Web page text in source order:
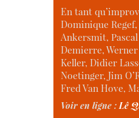
En tant
Dominique
Ankersmit,
Demierre,
Keller, Didier
Noetinger, Jim
Fred Van Hove,
Voir en ligne :Lê